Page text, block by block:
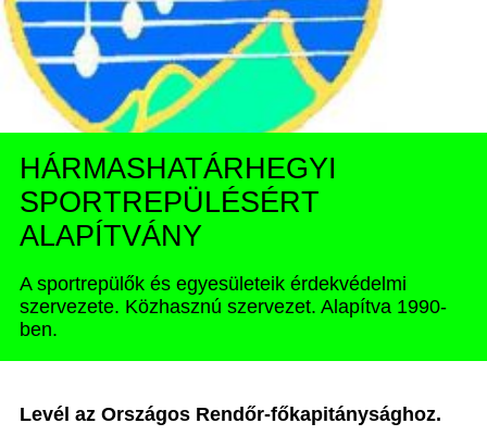
HÁRMASHATÁRHEGYI
SPORTREPÜLÉSÉRT
ALAPÍTVÁNY
A sportrepülők és egyesületeik érdekvédelmi
szervezete. Közhasznú szervezet. Alapítva 1990-
ben.
Levél az Országos Rendőr-főkapitánysághoz.